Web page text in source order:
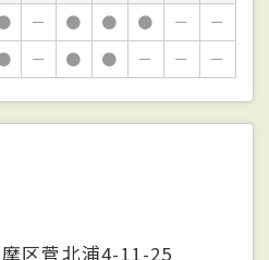
－ ● ● ● －
－
－ ● ● － － －
区菅北浦4-11-25